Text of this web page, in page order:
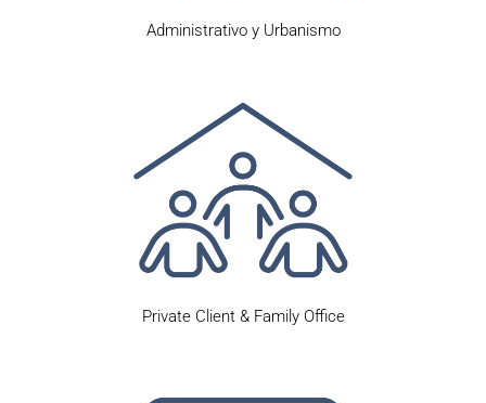
Administrativo y Urbanismo
Private Client & Family Office